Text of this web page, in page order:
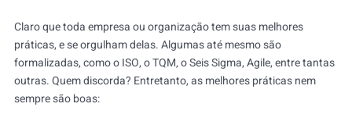
Claro que toda empresa ou organização tem suas melhores
práticas, e se orgulham delas. Algumas até mesmo são
formalizadas, como o ISO, o TQM, o Seis Sigma, Agile, entre tantas
outras. Quem discorda? Entretanto, as melhores práticas nem
sempre são boas: